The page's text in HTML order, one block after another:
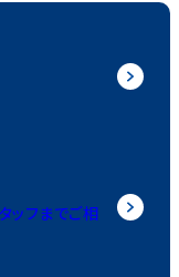
ッフまでご相